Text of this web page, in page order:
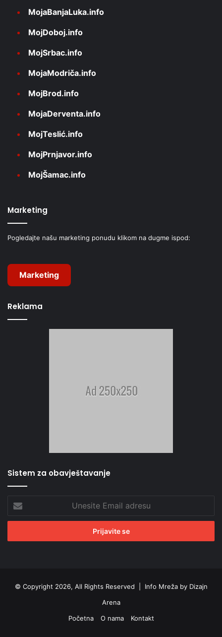
MojaBanjaLuka.info
MojDoboj.info
MojSrbac.info
MojaModriča.info
MojBrod.info
MojaDerventa.info
MojTeslić.info
MojPrnjavor.info
MojŠamac.info
Marketing
Pogledajte našu marketing ponudu klikom na dugme ispod:
Marketing
Reklama
Sistem za obavještavanje
Email
adresu
© Copyright 2026, All Rights Reserved | Info Mreža by Dizajn
Arena
Početna
O nama Kontakt